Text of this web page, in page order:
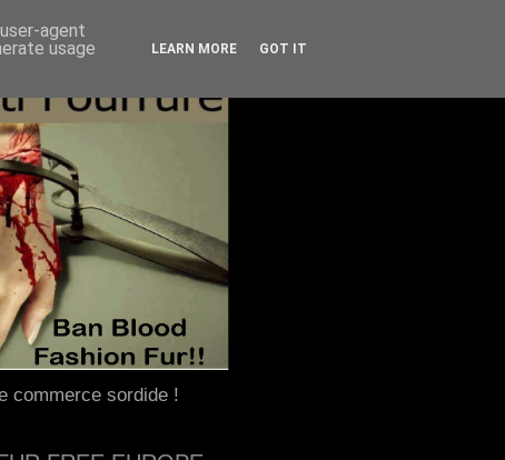
commerce sordide !
agent
usage
LEARN MORE GOT IT